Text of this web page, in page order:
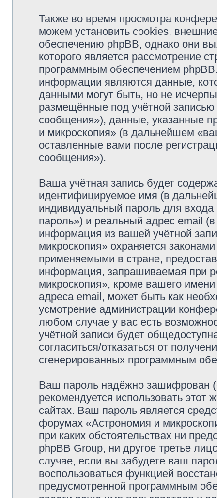
Также во время просмотра
можем установить cookies,
обеспечению phpBB, однако они
которого является рассмотрение
программным обеспечением
информации являются данные,
данными могут быть, но не
размещённые под учётной
сообщения»), данные, указанные
и микроскопия» (в дальнейшем
оставленные вами после
сообщения»).
Ваша учётная запись будет
идентифицируемое имя (в
индивидуальный пароль для
пароль») и реальный адрес email
информация из вашей учётной
микроскопия» охраняется
применяемыми в стране,
информация, запрашиваемая при
микроскопия», кроме вашего
адреса email, может быть как
усмотрение администрации
любом случае у вас есть
учётной записи будет
согласиться/отказаться от
сгенерированных программным
Ваш пароль надёжно зашифрован
рекомендуется использовать этот
сайтах. Ваш пароль является
форумах «Астрономия и
при каких обстоятельствах ни
phpBB Group, ни другое третье
случае, если вы забудете ваш
воспользоваться функцией
предусмотренной программным